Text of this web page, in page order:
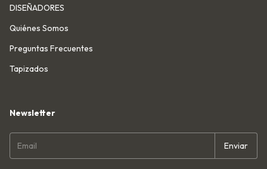
DISEÑADORES
Quiénes Somos
Preguntas Frecuentes
Tapizados
Newsletter